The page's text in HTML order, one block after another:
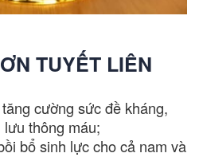
TUYẾT LIÊN
cường sức đề kháng,
thông máu;
bổ sinh lực cho cả nam và